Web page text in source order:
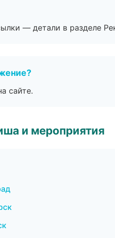
— детали в разделе
сайте.
и мероприятия